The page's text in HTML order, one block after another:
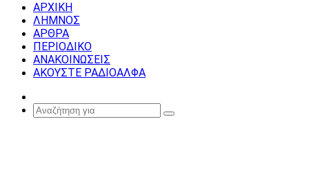
ΑΡΧΙΚΗ
ΛΗΜΝΟΣ
ΑΡΘΡΑ
ΠΕΡΙΟΔΙΚΟ
ΑΝΑΚΟΙΝΩΣΕΙΣ
ΑΚΟΥΣΤΕ ΡΑΔΙΟΑΛΦΑ
Article
Αναζήτηση